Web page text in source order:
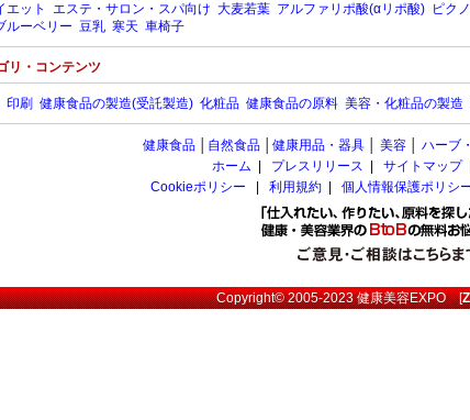
エット エステ・サロン・スパ向け 大麦若葉 アルファリポ酸(αリポ酸) ピク
ルーベリー 豆乳 寒天 車椅子
リ・コンテンツ
印刷 健康食品の製造(受託製造) 化粧品 健康食品の原料 美容・化粧品の製造
健康食品 自然食品 健康用品・器具 美容 ハーブ
ホーム
プレスリリース サイトマップ
Cookieポリシー
利用規約 個人情報保護ポリシ
Copyright© 2005-2023健康美容EXPO[